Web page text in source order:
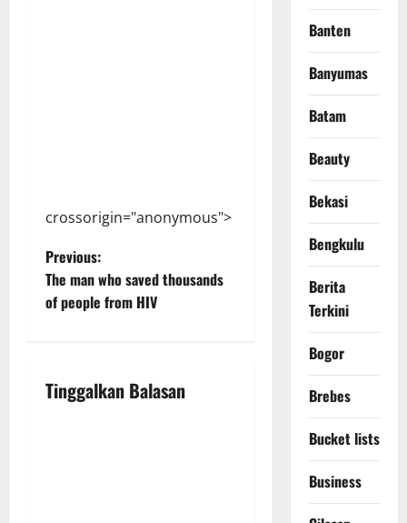
crossorigin="anonymous">
P
o
t
Previous:
The man who saved thousands
of people from HIV
Tinggalkan Balasan
Banten
Banyumas
Batam
Beauty
Bekasi
Bengkulu
Berita
Terkini
Bogor
Brebes
Bucket lists
Business